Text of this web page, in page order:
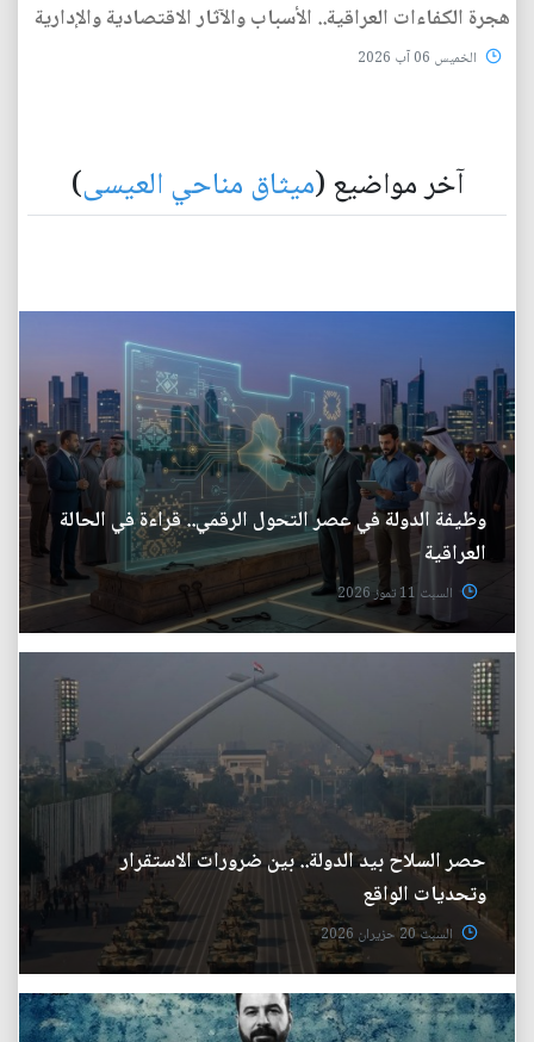
هجرة الكفاءات العراقية.. الأسباب والآثار الاقتصادية والإدارية
الخميس 06 آب 2026
آخر مواضيع (ميثاق مناحي العيسى)
وظيفة الدولة في عصر التحول الرقمي.. قراءة في الحالة
العراقية
السبت 11 تموز 2026
حصر السلاح بيد الدولة.. بين ضرورات الاستقرار
وتحديات الواقع
السبت 20 حزيران 2026